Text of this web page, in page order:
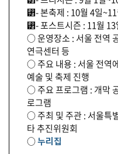
⁲- 본축제 : 10월 4일
⁲- 포스트시즌 : 11월 13
○ 운영장소 : 서울 전역
연극센터 등
○ 주요 내용 : 서울 전역
예술 및 축제 진행
○ 주요 프로그램 : 개막
로그램
○ 주최 및 주관 : 서울특
타 추진위원회
○누리집